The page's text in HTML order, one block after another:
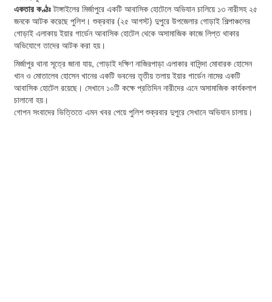
একতার কণ্ঠঃটাঙ্গাইলের মির্জাপুরে একটি আবাসিক হোটেলে অভিযান চালিয়ে ১৩ নারীসহ ২৫
জনকে আটক করেছে পুলিশ। শুক্রবার (২৫ আগস্ট) দুপুরে উপজেলার গোড়াই শিল্পাঞ্চলের
গোড়াই এলাকায় ইয়ার গার্ডেন আবাসিক হোটেল থেকে অসামাজিক কাজে লিপ্ত থাকার
অভিযোগে তাদের আটক করা হয়।
মির্জাপুর থানা সূত্রে জানা যায়, গোড়াই দক্ষিণ নাজিরপাড়া এলাকার বাসিন্দা মোবারক হোসেন
খান ও মোতালেব হোসেন খানের একটি ভবনের তৃতীয় তলায় ইয়ার গার্ডেন নামের একটি
আবাসিক হোটেল রয়েছে। সেখানে ১০টি কক্ষে প্রতিদিন নারীদের এনে অসামাজিক কার্যকলাপ
চালানো হয়।
গোপন সংবাদের ভিত্তিতে এমন খবর পেয়ে পুলিশ শুক্রবার দুপুরে সেখানে অভিযান চালায়।